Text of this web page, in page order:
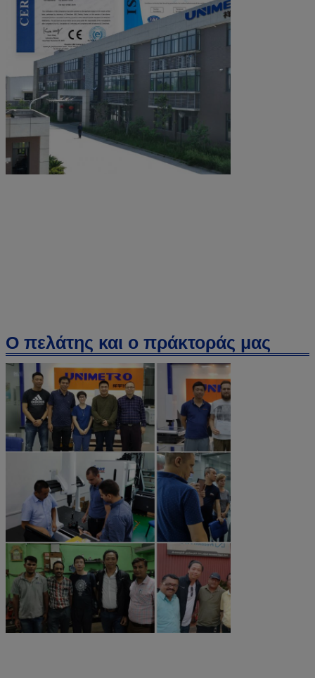
Ο πελάτης και ο πράκτοράς μας